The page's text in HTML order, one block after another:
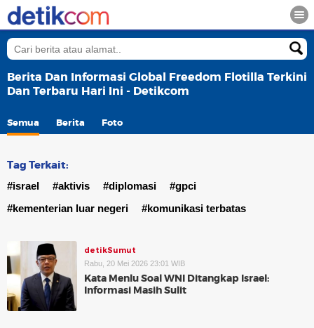
Berita Dan Informasi Global Freedom Flotilla Terkini
Dan Terbaru Hari Ini - Detikcom
Semua Berita Foto
Tag Terkait:
#israel #aktivis #diplomasi
#gpci
#kementerian luar negeri
#komunikasi terbatas
detikSumut
Rabu, 20 Mei 2026 23:01 WIB
Kata Menlu Soal WNI Ditangkap Israel:
Informasi Masih Sulit